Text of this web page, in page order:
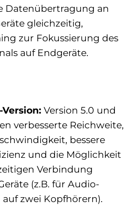
Datenübertragung an
gleichzeitig,
zur Fokussierung des
auf Endgeräte.
Version 5.0 und
verbesserte Reichweite,
bessere
und die Möglichkeit
Verbindung
(z.B. für Audio-
zwei Kopfhörern).